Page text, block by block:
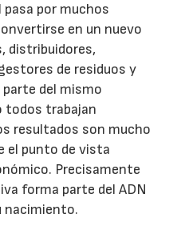
por muchos
en un nuevo
distribuidores,
de residuos y
del mismo
todos trabajan
resultados son mucho
el punto de vista
Precisamente
forma parte del ADN
nacimiento.